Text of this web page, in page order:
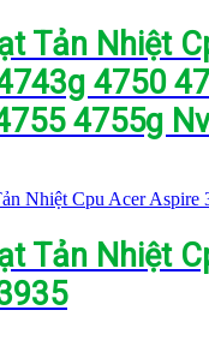
Tản Nhiệt
4750
4755g
Tản Nhiệt